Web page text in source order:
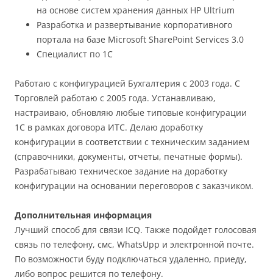
на основе систем хранения данных HP Ultrium
Разработка и развертывание корпоративного
портала на базе Microsoft SharePoint Services 3.0
Специалист по 1С
Работаю с конфигурацией Бухгалтерия с 2003 года. С
Торговлей работаю с 2005 года. Устанавливаю,
настраиваю, обновляю любые типовые конфигурации
1С в рамках договора ИТС. Делаю доработку
конфигурации в соответствии с техническим заданием
(справочники, документы, отчеты, печатные формы).
Разрабатываю техническое задание на доработку
конфигурации на основании переговоров с заказчиком.
Дополнительная информация
Лучший способ для связи ICQ. Также подойдет голосовая
связь по телефону, смс, WhatsUpp и электронной почте.
По возможности буду подключаться удаленно, приеду,
либо вопрос решится по телефону.